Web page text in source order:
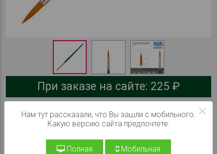
При заказе на сайте: 225 ₽
В КОРЗИНУ
Производитель: Гамма
×
Нам тут рассказали, что Вы зашли с мобильного.
Какую версию сайта предпочтете:
Полная Мобильная